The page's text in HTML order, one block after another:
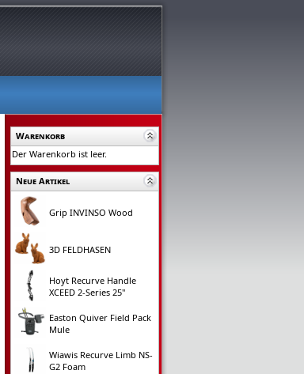
Warenkorb
Der Warenkorb ist leer.
Neue Artikel
Grip INVINSO Wood
3D FELDHASEN
Hoyt Recurve Handle
XCEED 2-Series 25"
Easton Quiver Field Pack
Mule
Wiawis Recurve Limb NS-
G2 Foam